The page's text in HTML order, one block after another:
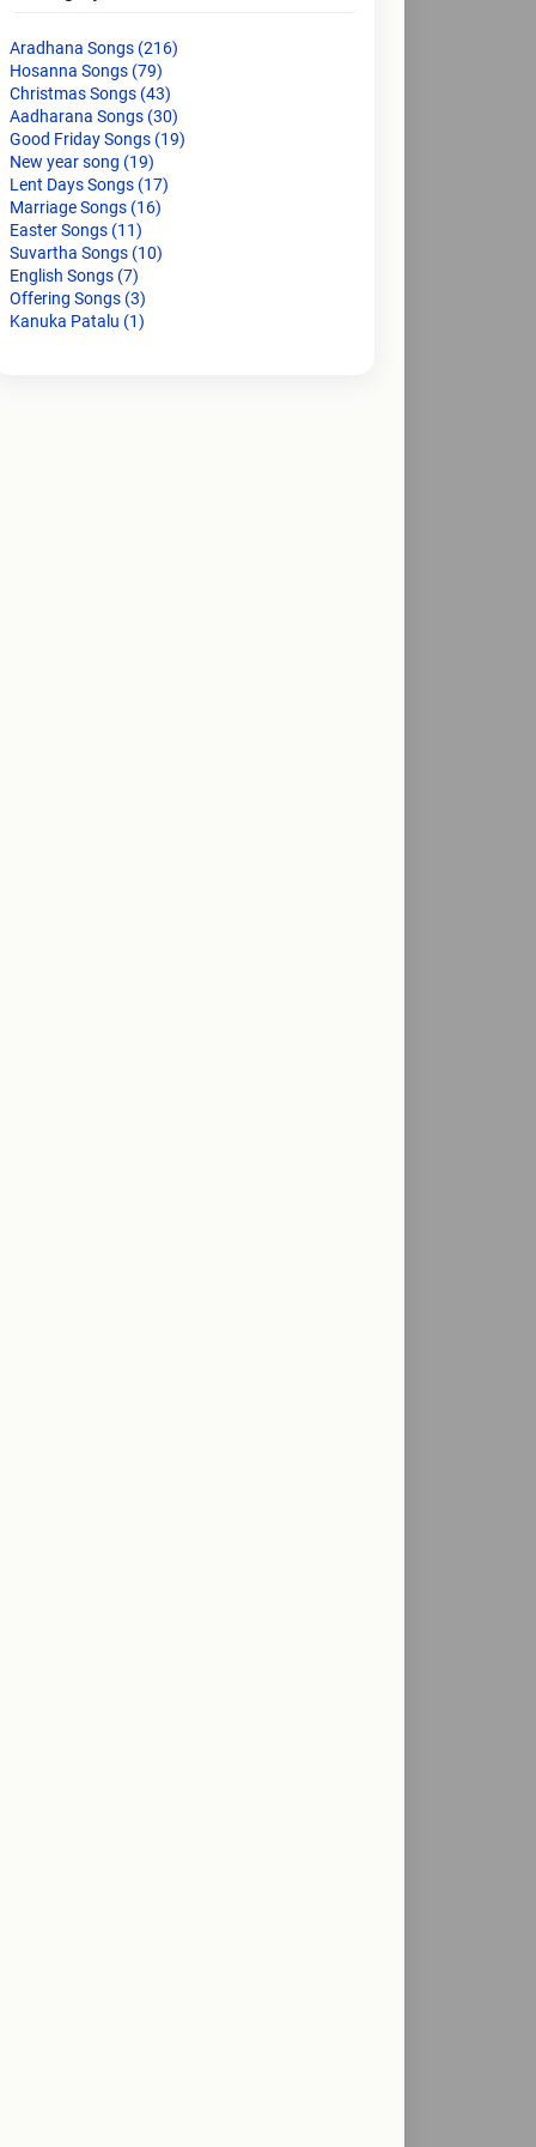
Aradhana Songs (216)
Hosanna Songs (79)
Christmas Songs (43)
Aadharana Songs (30)
Good Friday Songs (19)
New year song (19)
Lent Days Songs (17)
Marriage Songs (16)
Easter Songs (11)
Suvartha Songs (10)
English Songs (7)
Offering Songs (3)
Kanuka Patalu (1)